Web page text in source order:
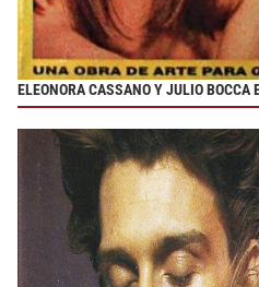
ELEONORA CASSANO Y JULIO BOCCA